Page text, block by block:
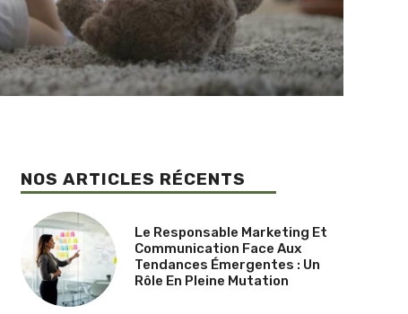
NOS ARTICLES RÉCENTS
Le Responsable Marketing Et
Communication Face Aux
Tendances Émergentes : Un
Rôle En Pleine Mutation